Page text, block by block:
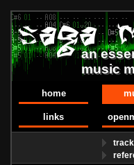
an
music
home
links